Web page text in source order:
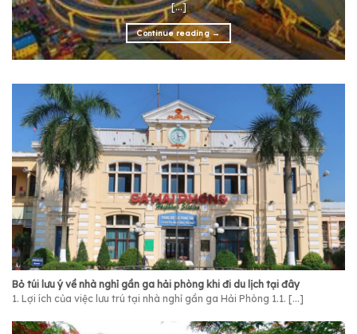
[...]
Continue reading→
Bỏ túi lưu ý về nhà nghỉ gần ga hải phòng khi đi du lịch tại đây
1. Lợi ích của việc lưu trú tại nhà nghỉ gần ga Hải Phòng 1.1. [...]